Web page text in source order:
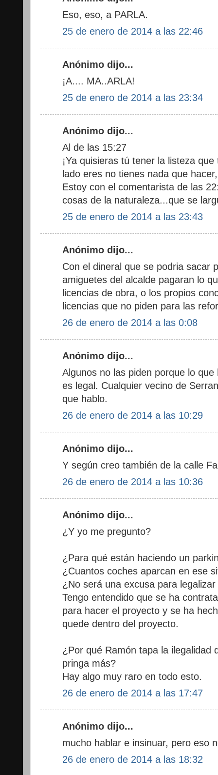
Eso, eso, a PARLA.
25 de enero de 2014 a las 22:46
Anónimo dijo...
¡A.... MA..ARLA!
25 de enero de 2014 a las 23:34
Anónimo dijo...
Al de las 15:27
¡Ya quisieras tú tener la listeza
lado eres no tienes nada que
Estoy con el comentarista de las
cosas de la naturaleza...que se
25 de enero de 2014 a las 23:43
Anónimo dijo...
Con el dineral que se podria sacar
amiguetes del alcalde pagaran lo
licencias de obra, o los propios
licencias que no piden para las
26 de enero de 2014 a las 0:08
Anónimo dijo...
Algunos no las piden porque lo
es legal. Cualquier vecino de
que hablo.
26 de enero de 2014 a las 10:29
Anónimo dijo...
Y según creo también de la calle
26 de enero de 2014 a las 10:36
Anónimo dijo...
¿Y yo me pregunto?
¿Para qué están haciendo un
¿Cuantos coches aparcan en ese
¿No será una excusa para
Tengo entendido que se ha
para hacer el proyecto y se ha
quede dentro del proyecto.
¿Por qué Ramón tapa la ilegalidad
pringa más?
Hay algo muy raro en todo esto.
26 de enero de 2014 a las 17:47
Anónimo dijo...
mucho hablar e insinuar, pero eso
26 de enero de 2014 a las 18:32